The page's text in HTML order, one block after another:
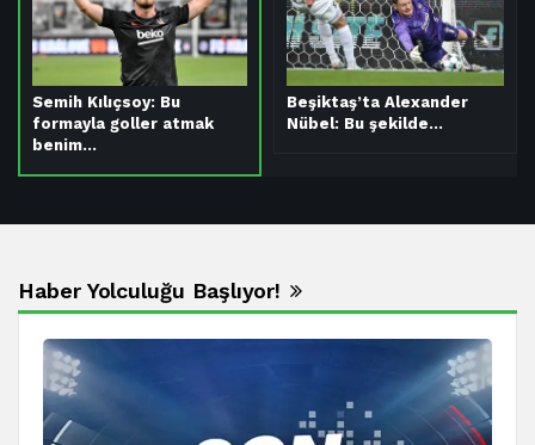
Semih Kılıçsoy: Bu
formayla goller atmak
benim…
Beşiktaş’ta Alexander
Nübel: Bu şekilde…
Haber Yolculuğu Başlıyor!